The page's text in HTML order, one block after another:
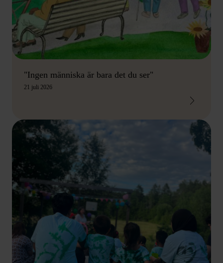
"Ingen människa är bara det du ser"
21 juli 2026